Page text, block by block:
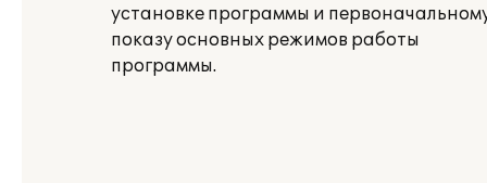
установке программы и
показу основных режимов работы
программы.